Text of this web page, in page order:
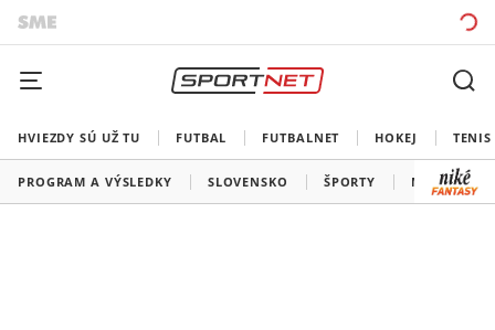
HVIEZDY SÚ UŽ TU FUTBAL FUTBALNET HOKEJ TENIS
PROGRAM A VÝSLEDKY SLOVENSKO ŠPORTY